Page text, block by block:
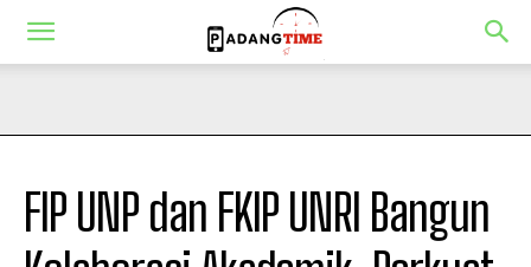
FIP UNP dan FKIP UNRI Bangun